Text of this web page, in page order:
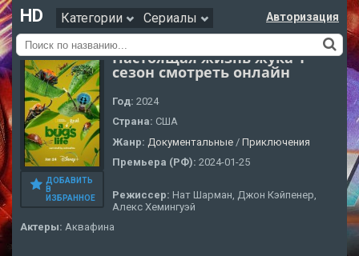
HD Категории Сериалы Авторизация
ДОБАВИТЬ
В
ИЗБРАННОЕ
Настоящая жизнь жука 1
сезон смотреть онлайн
Год: 2024
Страна: США
Жанр: Документальные / Приключения
Премьера (РФ): 2024-01-25
Режиссер: Нат Шарман, Джон Кэйпенер,
Алекс Хемингуэй
Актеры: Аквафина